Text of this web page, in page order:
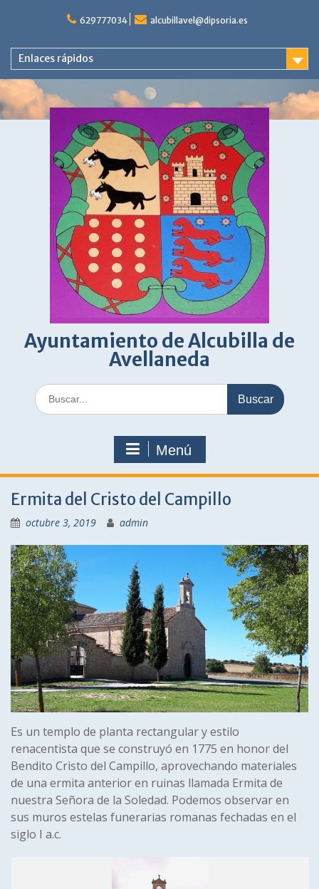
629777034 alcubillavel@dipsoria.es
Enlaces rápidos
Ayuntamiento de Alcubilla de
Avellaneda
Buscar:
Menú
Ermita del Cristo del Campillo
octubre 3, 2019 admin
Es un templo de planta rectangular y estilo
renacentista que se construyó en 1775 en honor del
Bendito Cristo del Campillo, aprovechando materiales
de una ermita anterior en ruinas llamada Ermita de
nuestra Señora de la Soledad. Podemos observar en
sus muros estelas funerarias romanas fechadas en el
siglo I a.c.